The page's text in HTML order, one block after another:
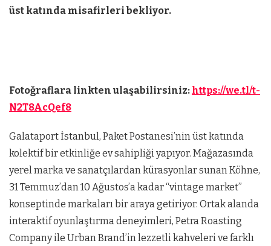
üst katında misafirleri bekliyor.
Fotoğraflara linkten ulaşabilirsiniz: https://we.tl/t-
N2T8AcQef8
Galataport İstanbul, Paket Postanesi’nin üst katında
kolektif bir etkinliğe ev sahipliği yapıyor. Mağazasında
yerel marka ve sanatçılardan kürasyonlar sunan Köhne,
31 Temmuz’dan 10 Ağustos’a kadar “vintage market”
konseptinde markaları bir araya getiriyor. Ortak alanda
interaktif oyunlaştırma deneyimleri, Petra Roasting
Company ile Urban Brand’in lezzetli kahveleri ve farklı